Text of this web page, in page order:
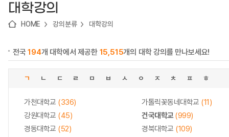
대학강의
HOME 강의분류 대학강의
전국194개 대학에서 제공한 15,515개의 대학 강의를 만나보세요!
ㄱ ㄴ ㄷ ㄹ ㅁ ㅂ ㅅ ㅇ ㅈ ㅊ ㅍ ㅎ
가천대학교 (336) 가톨릭꽃동네대학교 (11)
강원대학교 (45) 건국대학교(999)
경동대학교 (52) 경북대학교 (109)